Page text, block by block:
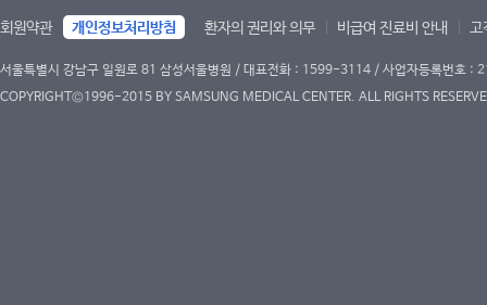
회원약관 개인정보처리방침 환자의 권리와 의무 비급여 진료비 안내 고
서울특별시 강남구 일원로 81 삼성서울병원 / 대표전화 : 1599-3114 / 사업자등록번호
COPYRIGHT©1996-2015 BY SAMSUNG MEDICAL CENTER. ALL RIGHTS